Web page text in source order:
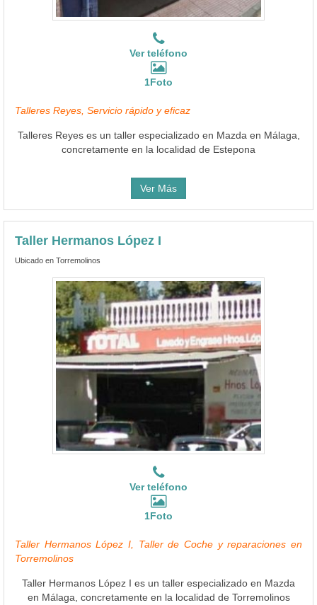
Ver teléfono
1Foto
Talleres Reyes, Servicio rápido y eficaz
Talleres Reyes es un taller especializado en Mazda en Málaga,
concretamente en la localidad de Estepona
Ver Más
Taller Hermanos López I
Ubicado en Torremolinos
Ver teléfono
1Foto
Taller Hermanos López I, Taller de Coche y reparaciones en
Torremolinos
Taller Hermanos López I es un taller especializado en Mazda
en Málaga, concretamente en la localidad de Torremolinos